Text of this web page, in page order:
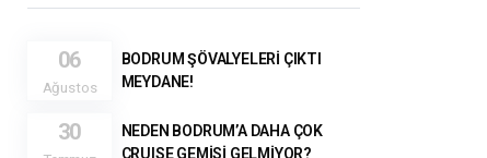
06
Ağustos
BODRUM ŞÖVALYELERİ ÇIKTI
MEYDANE!
30
NEDEN BODRUM’A DAHA ÇOK
CRUISE GEMİSİ GELMİYOR?